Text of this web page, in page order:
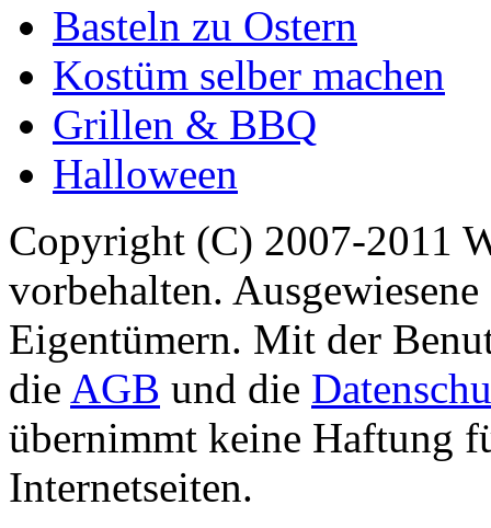
Basteln zu Ostern
Kostüm selber machen
Grillen & BBQ
Halloween
Copyright (C) 2007-2011
vorbehalten.
Eigentümern. Mit der
die AGB und die
übernimmt keine Haftung
Internetseiten.